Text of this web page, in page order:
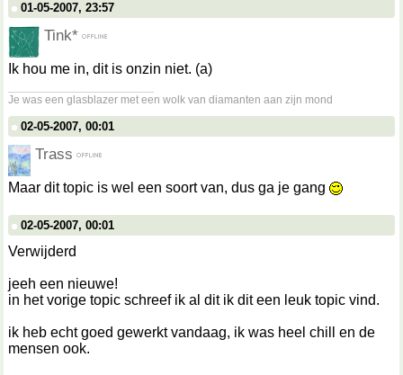
01-05-2007, 23:57
Tink*
Ik hou me in, dit is onzin niet. (a)
Je was een glasblazer met een wolk van diamanten aan zijn mond
02-05-2007, 00:01
Trass
Maar dit topic is wel een soort van, dus ga je gang
02-05-2007, 00:01
Verwijderd
jeeh een nieuwe!
in het vorige topic schreef ik al dit ik dit een leuk topic vind.
ik heb echt goed gewerkt vandaag, ik was heel chill en de
mensen ook.